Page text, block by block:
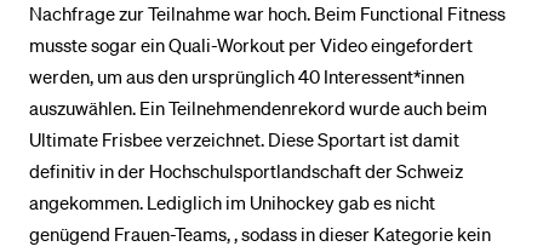
Nachfrage zur Teilnahme war hoch. Beim Functional Fitness
musste sogar ein Quali-Workout per Video eingefordert
werden, um aus den ursprünglich 40 Interessent*innen
auszuwählen. Ein Teilnehmendenrekord wurde auch beim
Ultimate Frisbee verzeichnet. Diese Sportart ist damit
definitiv in der Hochschulsportlandschaft der Schweiz
angekommen. Lediglich im Unihockey gab es nicht
genügend Frauen-Teams, , sodass in dieser Kategorie kein